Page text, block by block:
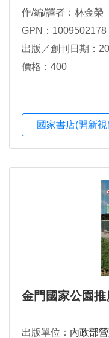
作/編/譯者：林金榮
GPN：1009502178
出版／創刊日期：
價格：400
國家書店(開新
金門國家公園
出版單位： 內政部